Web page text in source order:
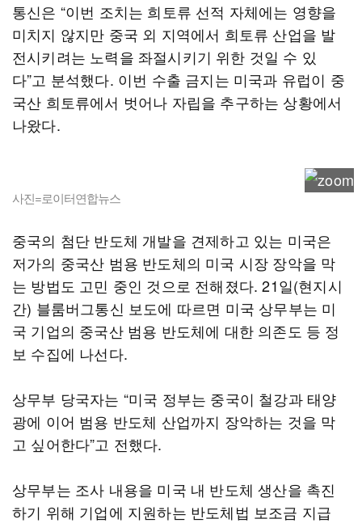
통신은 “이번 조치는 희토류 선적 자체에는 영향을
미치지 않지만 중국 외 지역에서 희토류 산업을 발
전시키려는 노력을 좌절시키기 위한 것일 수 있
다”고 분석했다. 이번 수출 금지는 미국과 유럽이 중
국산 희토류에서 벗어나 자립을 추구하는 상황에서
나왔다.
사진=로이터연합뉴스
중국의 첨단 반도체 개발을 견제하고 있는 미국은
저가의 중국산 범용 반도체의 미국 시장 장악을 막
는 방법도 고민 중인 것으로 전해졌다. 21일(현지시
간) 블룸버그통신 보도에 따르면 미국 상무부는 미
국 기업의 중국산 범용 반도체에 대한 의존도 등 정
보 수집에 나선다.
상무부 당국자는 “미국 정부는 중국이 철강과 태양
광에 이어 범용 반도체 산업까지 장악하는 것을 막
고 싶어한다”고 전했다.
상무부는 조사 내용을 미국 내 반도체 생산을 촉진
하기 위해 기업에 지원하는 반도체법 보조금 지급